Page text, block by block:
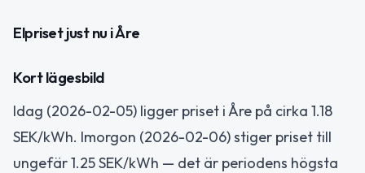
Elpriset just nu i Åre
Kort lägesbild
Idag (2026-02-05) ligger priset i Åre på cirka 1.18
SEK/kWh. Imorgon (2026-02-06) stiger priset till
ungefär 1.25 SEK/kWh — det är periodens högsta